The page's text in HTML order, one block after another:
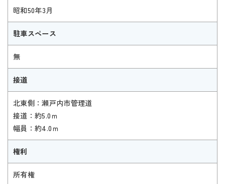
昭和50年3月
駐車スペース
無
接道
北東側：瀬戸内市管理道
接道：約5.0ｍ
幅員：約4.0ｍ
権利
所有権